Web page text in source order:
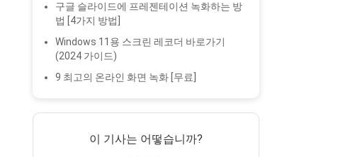
구글 슬라이드에 프레젠테이션 녹화하는 방
법 [4가지 방법]
Windows 11용 스크린 레코더 바로가기
(2024 가이드)
9 최고의 온라인 화면 녹화 [무료]
이 기사는 어떻습니까?